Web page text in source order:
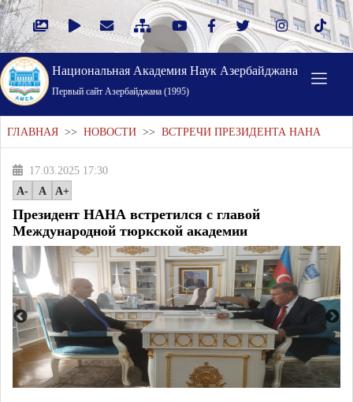
Национальная Академия Наук Азербайджана
Первый cайт Азербайджана (1995)
ГЛАВНАЯ >> НОВОСТИ >> ВСТРЕЧИ ПРЕЗИДЕНТА НАНА
17.03.2025 17:30
A-
A A+
Президент НАНА встретился с главой
Международной тюркской академии